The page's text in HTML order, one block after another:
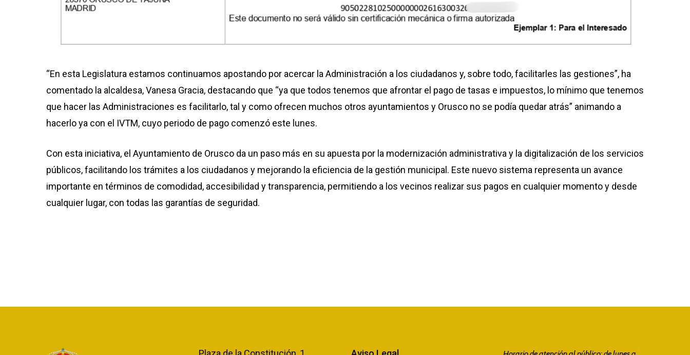
“En esta Legislatura estamos continuamos apostando por acercar la Administración a los ciudadanos y, sobre todo, facilitarles las gestiones”, ha
comentado la alcaldesa, Vanesa Gracia, destacando que “ya que todos tenemos que afrontar el pago de tasas e impuestos, lo mínimo que tenemos
que hacer las Administraciones es facilitarlo, tal y como ofrecen muchos otros ayuntamientos y Orusco no se podía quedar atrás” animando a
hacerlo ya con el IVTM, cuyo periodo de pago comenzó este lunes.
Con esta iniciativa, el Ayuntamiento de Orusco da un paso más en su apuesta por la modernización administrativa y la digitalización de los servicios
públicos, facilitando los trámites a los ciudadanos y mejorando la eficiencia de la gestión municipal. Este nuevo sistema representa un avance
importante en términos de comodidad, accesibilidad y transparencia, permitiendo a los vecinos realizar sus pagos en cualquier momento y desde
cualquier lugar, con todas las garantías de seguridad.